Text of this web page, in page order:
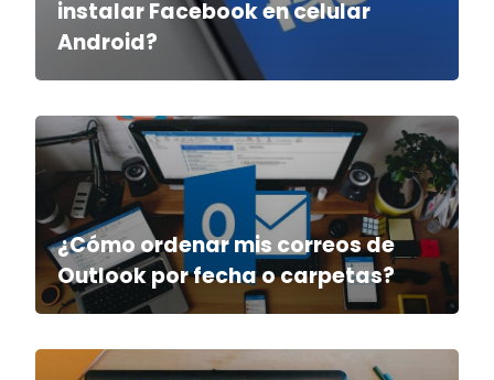
instalar Facebook en celular
Android?
¿Cómo ordenar mis correos de
Outlook por fecha o carpetas?